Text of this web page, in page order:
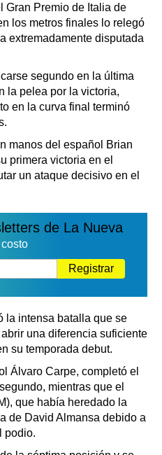
Gran Premio de Italia de
los metros finales lo relegó
extremadamente disputada
segundo en la última
la pelea por la victoria,
en la curva final terminó
manos del español Brian
primera victoria en el
un ataque decisivo en el
de La Nueva
Registrar
la intensa batalla que se
una diferencia suficiente
su temporada debut.
Álvaro Carpe, completó el
mientras que el
que había heredado la
de David Almansa debido a
podio.